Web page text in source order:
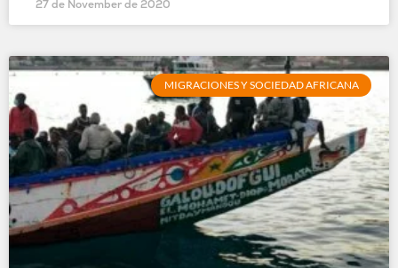
27 de November de 2020
MIGRACIONES Y SOCIEDAD AFRICANA